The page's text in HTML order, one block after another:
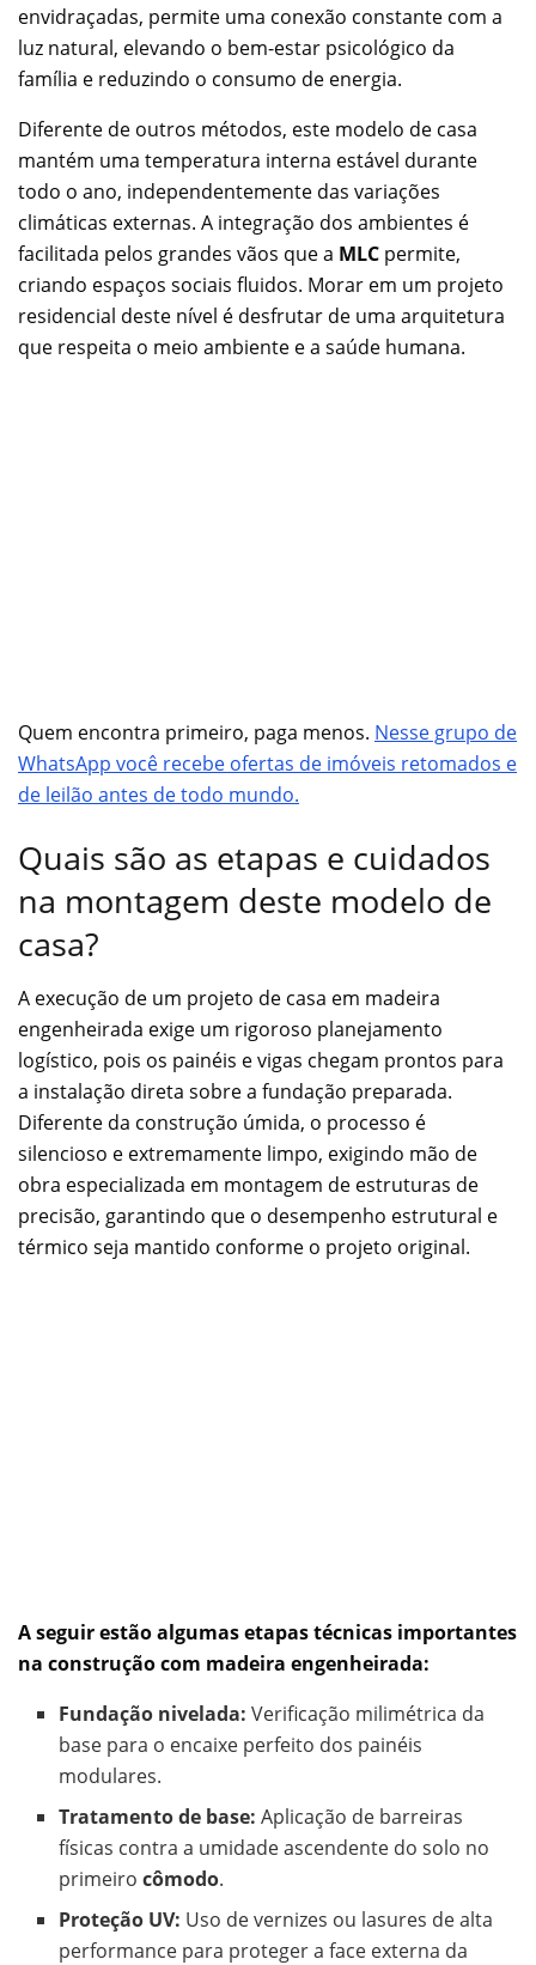
envidraçadas, permite uma conexão constante com a
luz natural, elevando o bem-estar psicológico da
família e reduzindo o consumo de energia.
Diferente de outros métodos, este modelo de casa
mantém uma temperatura interna estável durante
todo o ano, independentemente das variações
climáticas externas. A integração dos ambientes é
facilitada pelos grandes vãos que a MLC permite,
criando espaços sociais fluidos. Morar em um projeto
residencial deste nível é desfrutar de uma arquitetura
que respeita o meio ambiente e a saúde humana.
Quem encontra primeiro, paga menos. Nesse grupo de
WhatsApp você recebe ofertas de imóveis retomados e
de leilão antes de todo mundo.
Quais são as etapas e cuidados
na montagem deste modelo de
casa?
A execução de um projeto de casa em madeira
engenheirada exige um rigoroso planejamento
logístico, pois os painéis e vigas chegam prontos para
a instalação direta sobre a fundação preparada.
Diferente da construção úmida, o processo é
silencioso e extremamente limpo, exigindo mão de
obra especializada em montagem de estruturas de
precisão, garantindo que o desempenho estrutural e
térmico seja mantido conforme o projeto original.
A seguir estão algumas etapas técnicas importantes
na construção com madeira engenheirada:
Fundação nivelada: Verificação milimétrica da
base para o encaixe perfeito dos painéis
modulares.
Tratamento de base: Aplicação de barreiras
físicas contra a umidade ascendente do solo no
primeirocômodo.
Proteção UV: Uso de vernizes ou lasures de alta
performance para proteger a face externa da